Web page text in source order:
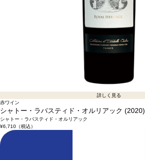
詳しく見る
赤ワイン
シャトー・ラバスティド・オルリアック (2020)
シャトー・ラバスティド・オルリアック
¥6,710（税込）